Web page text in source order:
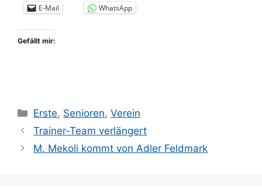
E-Mail WhatsApp
Gefällt mir:
Kategorien
Erste, Senioren,Verein
Trainer-Team verlängert
M. Mekoli kommt von Adler Feldmark